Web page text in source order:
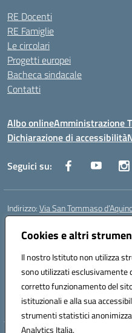
Cookies e altri
Il nostro Istituto non utilizza
sono utilizzati esclusivamente
corretto funzionamento del
istituzionali e alla sua
strumenti statistici
Analytics Italia.
RE Docenti
RE Famiglie
Le circolari
Progetti europei
Bacheca sindacale
Contatti
Albo onlineAmministrazione
Dichiarazione di accessibilità
Seguici su:
Indirizzo:Via San Tommaso
Centralino:
Posta elettronica certificata (PEC):
Codice fiscale: 80011240720
Codice meccanografico:
Codice Indice delle Pubbliche
Codice unico di fatturazione (CUF):